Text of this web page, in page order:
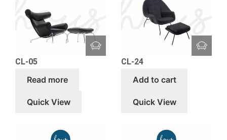
CL-05
Read more
Quick View
CL-24
Add to cart
Quick View